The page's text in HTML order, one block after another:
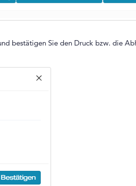
bestätigen Sie den Druck bzw. die